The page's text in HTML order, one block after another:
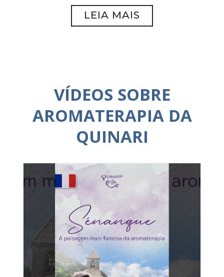
LEIA MAIS
VÍDEOS SOBRE
AROMATERAPIA DA
QUINARI